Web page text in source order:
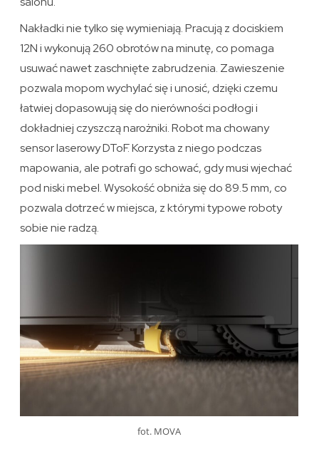
Nakładki nie tylko się wymieniają. Pracują z dociskiem
12N i wykonują 260 obrotów na minutę, co pomaga
usuwać nawet zaschnięte zabrudzenia. Zawieszenie
pozwala mopom wychylać się i unosić, dzięki czemu
łatwiej dopasowują się do nierówności podłogi i
dokładniej czyszczą narożniki. Robot ma chowany
sensor laserowy DToF. Korzysta z niego podczas
mapowania, ale potrafi go schować, gdy musi wjechać
pod niski mebel. Wysokość obniża się do 89.5 mm, co
pozwala dotrzeć w miejsca, z którymi typowe roboty
sobie nie radzą.
fot. MOVA